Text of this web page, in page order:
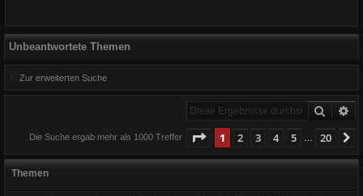
Unbeantwortete Themen
Zur erweiterten Suche
Suche
Die Suche ergab mehr als 1000 Treffer Seite 1von 20
1 2 3 4 5 20
Themen